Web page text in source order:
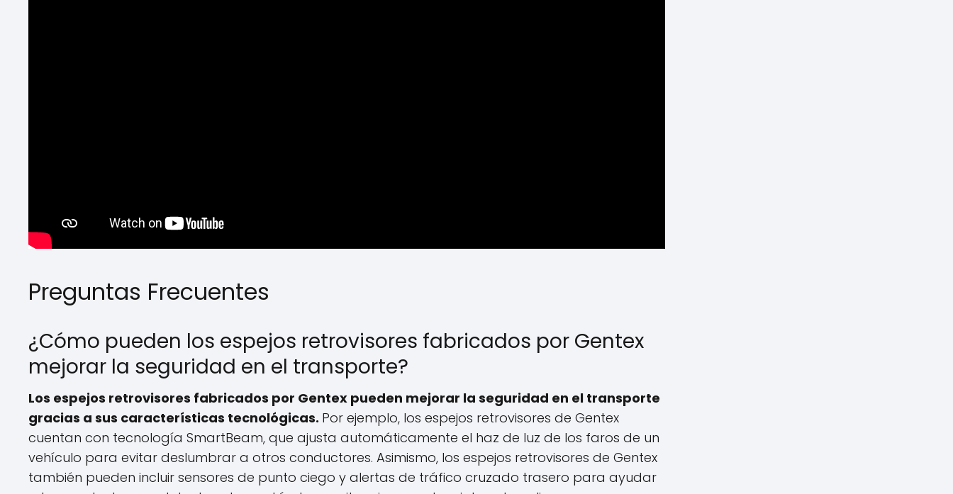
Preguntas Frecuentes
¿Cómo pueden los espejos retrovisores fabricados por Gentex
mejorar la seguridad en el transporte?
Los espejos retrovisores fabricados por Gentex pueden mejorar la seguridad en el transporte
gracias a sus características tecnológicas. Por ejemplo, los espejos retrovisores de Gentex
cuentan con tecnología SmartBeam, que ajusta automáticamente el haz de luz de los faros de un
vehículo para evitar deslumbrar a otros conductores. Asimismo, los espejos retrovisores de Gentex
también pueden incluir sensores de punto ciego y alertas de tráfico cruzado trasero para ayudar